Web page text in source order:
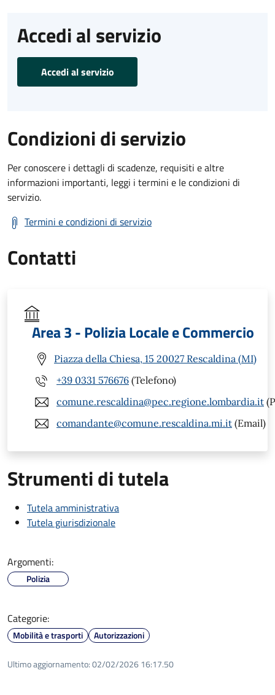
Accedi al servizio
Accedi al servizio
Condizioni di servizio
Per conoscere i dettagli di scadenze, requisiti e altre
informazioni importanti, leggi i termini e le condizioni di
servizio.
Termini e condizioni di servizio
Contatti
Area 3 - Polizia Locale e Commercio
Piazza della Chiesa, 15 20027 Rescaldina (MI)
+39 0331 576676 (Telefono)
comune.rescaldina@pec.regione.lombardia.it
comandante@comune.rescaldina.mi.it (Email)
Strumenti di tutela
Tutela amministrativa
Tutela giurisdizionale
Argomenti:
Polizia
Categorie:
Mobilità e trasporti Autorizzazioni
Ultimo aggiornamento:02/02/2026 16:17.50